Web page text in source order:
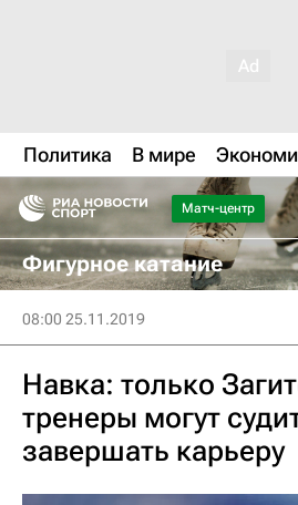
Политика В мире
Матч-центр
Фигурное катание
08:00 25.11.2019
Навка: только
тренеры могут
завершать карьеру